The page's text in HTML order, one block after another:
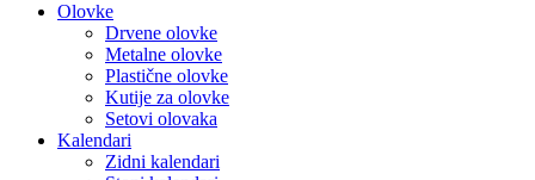
Olovke
Drvene olovke
Metalne olovke
Plastične olovke
Kutije za olovke
Setovi olovaka
Kalendari
Zidni kalendari